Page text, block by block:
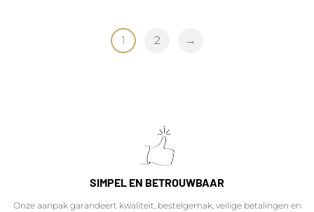
1 2 →
SIMPEL EN BETROUWBAAR
Onze aanpak garandeert kwaliteit, bestelgemak, veilige betalingen en